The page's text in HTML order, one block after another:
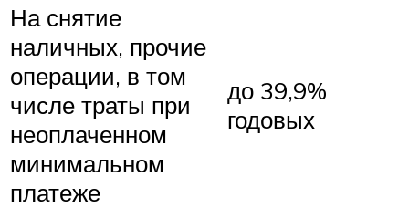
На снятие
наличных, прочие
операции, в том
числе траты при
неоплаченном
минимальном
платеже
до 39,9%
годовых